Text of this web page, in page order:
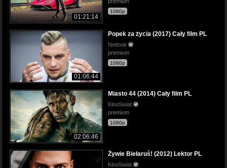
01:21:14
1080p
01:06:44
Popek za życia (2017) Cały film PL
Netlook
premium
1080p
02:06:46
Miasto 44 (2014) Cały film PL
KinoSwiat
premium
1080p
Żywie Biełaruś! (2012) Lektor PL
KinoSwiat